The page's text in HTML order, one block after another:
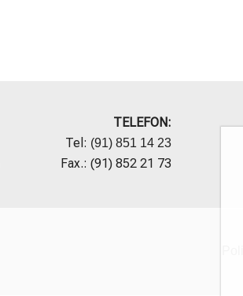
TELEFON:
Tel: (91) 851 14 23
Fax.: (91) 852 21 73